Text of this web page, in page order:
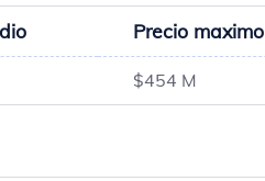
Precio maximo
$454 M